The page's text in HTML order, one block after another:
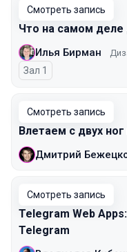
Смотреть запись
Что на самом деле
Илья Бирман
Зал 1
Смотреть запись
Влетаем с двух ног
Дмитрий
Смотреть запись
Telegram Web
Telegram